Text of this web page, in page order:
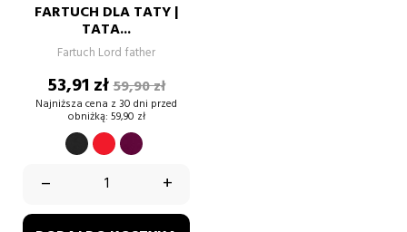
FARTUCH DLA TATY |
TATA...
Fartuch Lord father
Cena
53,91 złCena
podstawowa
59,90 zł
Najniższa cena z 30 dni przed
obniżką: 59,90 zł
CZARNYCZERWONY
burgund
– +